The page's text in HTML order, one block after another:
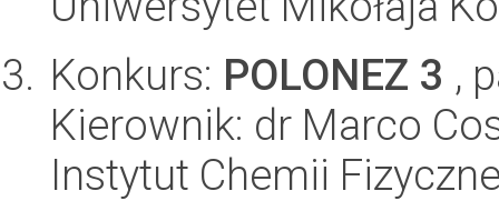
Konkurs: POLONEZ 3 ,
Kierownik: dr Marco
Instytut Chemii